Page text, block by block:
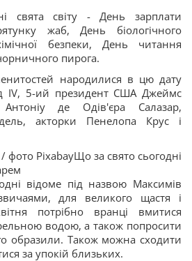
свята світу - День зарплати
жаб, День біологічного
безпеки, День читання
пирога.
народилися в цю дату
IV, 5-ий президент США Джеймс
де Одів'єра Салазар,
акторки Пенелопа Крус і
фото PixabayЩо за свято сьогодні
відоме під назвою Максимів
для великого щастя і
потрібно вранці вмитися
водою, а також попросити
образили. Також можна сходити
за упокій близьких.